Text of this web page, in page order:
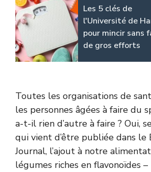
Les 5 clés de
l'Université de
pour mincir sans
de gros efforts
Toutes les organisations de
les personnes âgées à faire du
a-t-il rien d’autre à faire ? Oui,
qui vient d’être publiée dans le
Journal, l’ajout à notre
légumes riches en flavonoïdes